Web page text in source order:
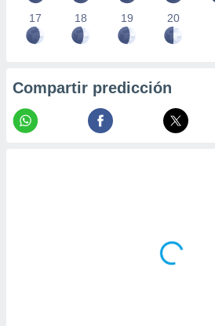
17 18 19 20
Compartir predicción